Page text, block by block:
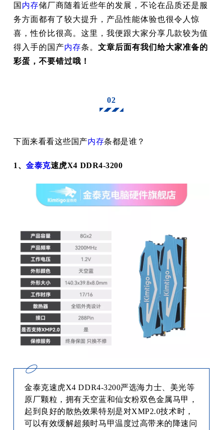
国 内存储厂商随着近些年的发展，不论在品质还是服
务方面都有了较大提升，产品性能体验也很令人惊
喜，性价比很高。这里，我便跟大家分享几款较为值
得入手的国产内存条。文章后面有我们给大家准备的
彩蛋，不要错过哦！
02
下面来看看这些国产内存条都是谁？
1、金泰克速虎X4 DDR4-3200
金泰克速虎X4 DDR4-3200严选海力士、美光等
原厂颗粒，拥有天空蓝和仙女粉双色金属马甲，
起到良好的散热效果特别是对XMP2.0技术时，
可以有效缓解超频时马甲温度过高带来的降速问